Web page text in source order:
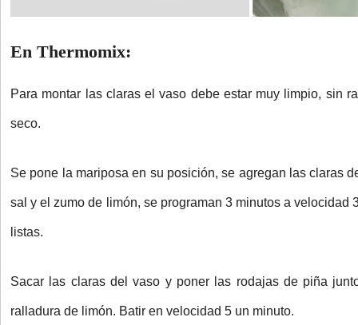
En Thermomix:
Para montar las claras el vaso debe estar muy limpio, sin
seco.
Se pone la mariposa en su posición, se agregan las claras
sal y el zumo de limón, se programan 3 minutos a velocidad
listas.
Sacar las claras del vaso y poner las rodajas de piña
ralladura de limón. Batir en velocidad 5 un minuto.